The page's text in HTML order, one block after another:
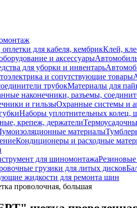
для кабеля, кембрикКлей,
и аксессуары
для уборки и инвентарь
и сопутствующие товары
трубокМатериалы для
наконечники, разъемы,
и гильзыОхранные системы и
Наборы уплотнительных колец,
крепеж, держатели
материалы
Кондиционеры и расходные
для шиномонтажаРезиновые
грузики для литых дисков
жидкости для ремонта шин
проволочная, большая